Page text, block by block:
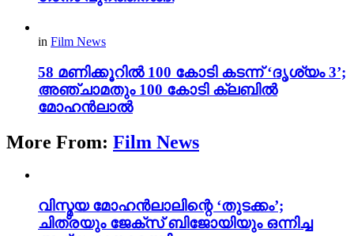
in Film News
58 മണിക്കൂറിൽ 100 കോടി കടന്ന് ‘ദൃശ്യം 3’;
അഞ്ചാമതും 100 കോടി ക്ലബിൽ
മോഹൻലാൽ
More From: Film News
വിസ്മയ മോഹൻലാലിന്റെ ‘തുടക്കം’;
ചിത്രയും ജേക്സ് ബിജോയിയും ഒന്നിച്ച